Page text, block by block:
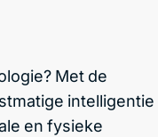
Met de
intelligentie
en fysieke